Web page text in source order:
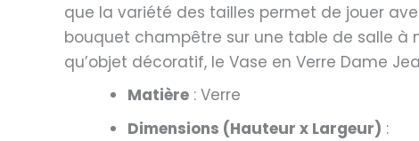
que la variété des tailles permet de jouer
bouquet champêtre sur une table de salle à
qu’objet décoratif, le Vase en Verre Dame
Matière : Verre
Dimensions (Hauteur x Largeur) :